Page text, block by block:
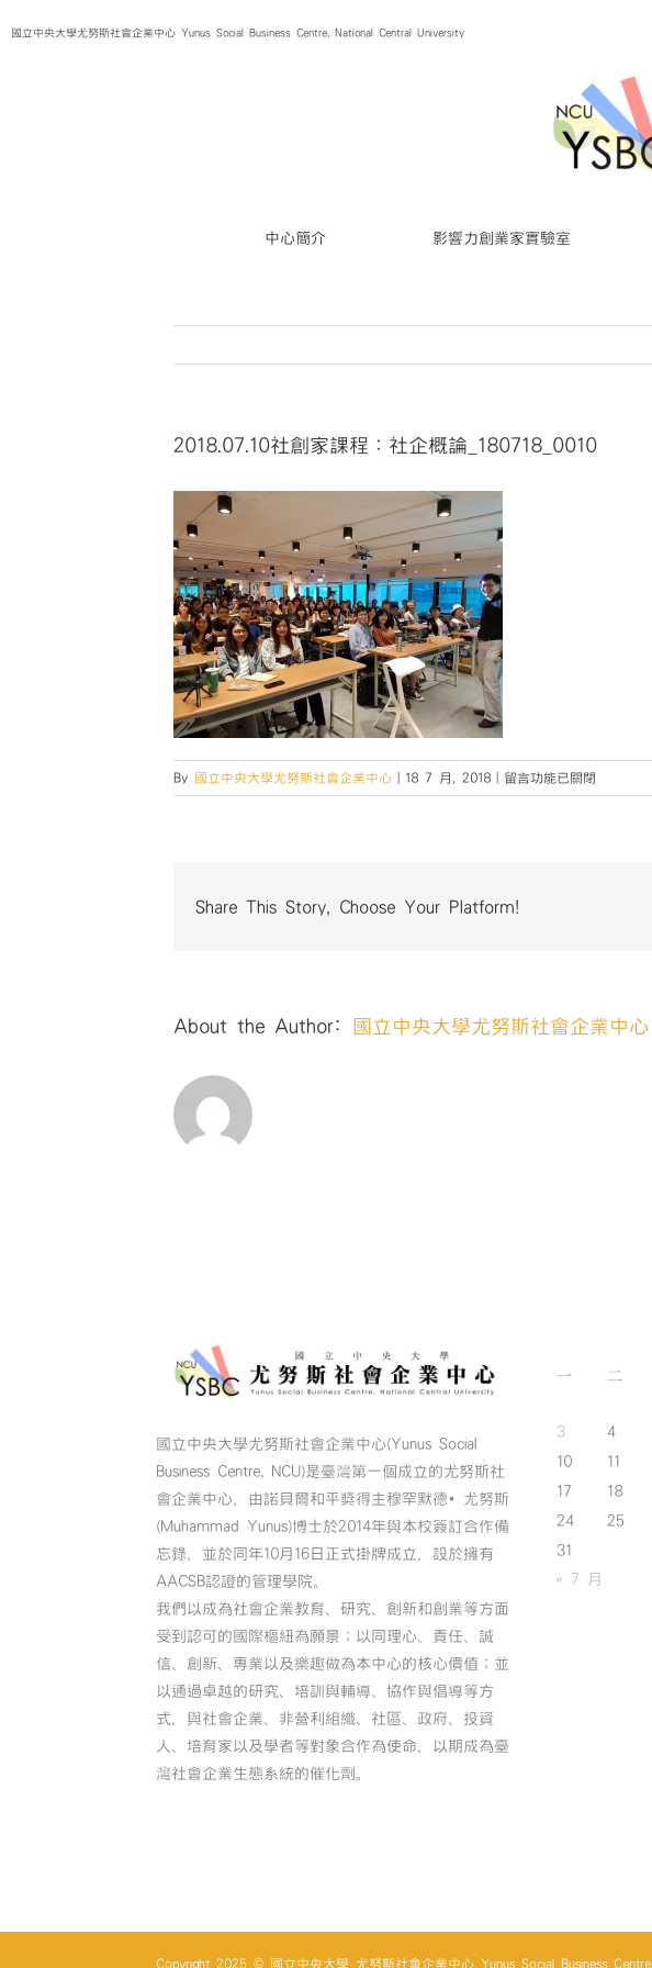
to國立中央大學尤努斯社會企業中心 Yunus Social Business Centre, National Central University
中心簡介 影響力創業家實驗室
2018.07.10社創家課程：社企概論_180718_0010
By 國立中央大學尤努斯社會企業中心 18 7 月, 2018
在
〈2018.07.10
程：
_180718_0010〉
留言功能已關閉
Share This Story, Choose Your Platform!
About the Author: 國立中央大學尤努斯社會企業中心
國立中央大學尤努斯社會企業中心(Yunus Social
Business Centre, NCU)是臺灣第一個成立的尤努斯社
會企業中心，由諾貝爾和平獎得主穆罕默德•尤努斯
(Muhammad Yunus)博士於2014年與本校簽訂合作備
忘錄，並於同年10月16日正式掛牌成立，設於擁有
AACSB認證的管理學院。
我們以成為社會企業教育、研究、創新和創業等方面
受到認可的國際樞紐為願景；以同理心、責任、誠
信、創新、專業以及樂趣做為本中心的核心價值；並
以通過卓越的研究、培訓與輔導、協作與倡導等方
式，與社會企業、非營利組織、社區、政府、投資
人、培育家以及學者等對象合作為使命，以期成為臺
灣社會企業生態系統的催化劑。
一 二
3
4
10
11
17
18
24
25
31
« 7 月
Copyright 2025 © 國立中央大學 尤努斯社會企業中心 Yunus Social Business Centre